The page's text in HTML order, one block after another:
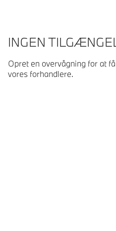
INGEN
Opret en overvågning for at
vores forhandlere.